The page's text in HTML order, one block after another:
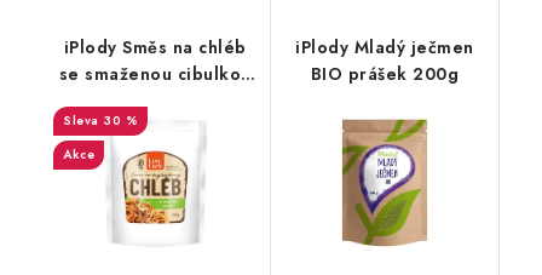
iPlody Směs na chléb
se smaženou cibulkou
30 %
Akce
iPlody Mladý ječmen
BIO prášek 200g